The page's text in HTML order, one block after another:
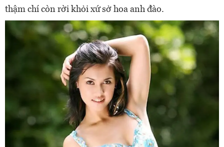
thậm chí còn rời khỏi xứ sở hoa anh đào.